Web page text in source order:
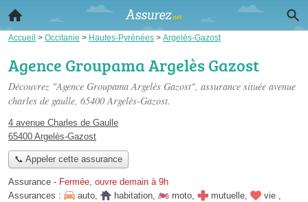
Accueil > Occitanie > Hautes-Pyrénées > Argelès-Gazost
Agence Groupama Argelès Gazost
Découvrez "Agence Groupama Argelès Gazost", assurance située avenue
charles de gaulle, 65400 Argelès-Gazost.
4 avenue Charles de Gaulle
65400 Argelès-Gazost
📞 Appeler cette assurance
Assurance - Fermée, ouvre demain à 9h
Assurances :
auto, habitation, moto, mutuelle, vie ,